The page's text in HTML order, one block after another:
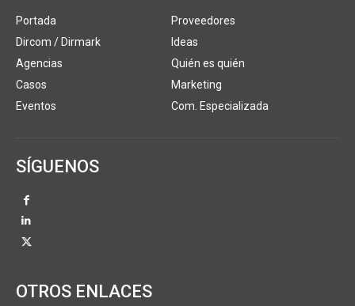
Portada
Dircom / Dirmark
Agencias
Casos
Eventos
Proveedores
Ideas
Quién es quién
Marketing
Com. Especializada
SÍGUENOS
OTROS ENLACES